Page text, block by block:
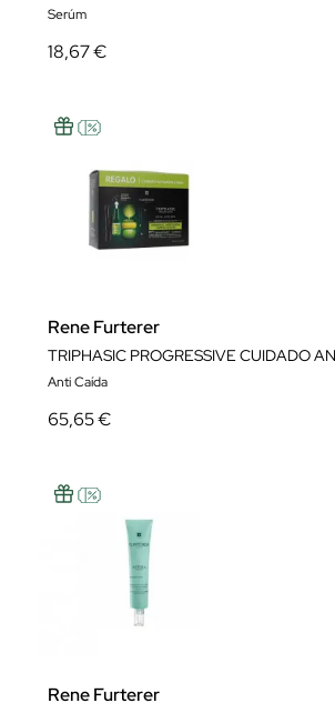
Serúm
18,67 €
Rene Furterer
TRIPHASIC PROGRESSIVE CUIDADO
Anti Caída
65,65 €
Rene Furterer